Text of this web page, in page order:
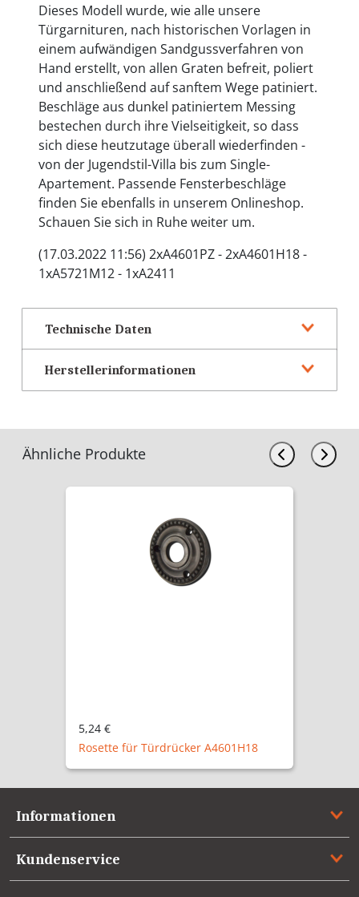
Dieses Modell wurde, wie alle unsere
Türgarnituren, nach historischen Vorlagen in
einem aufwändigen Sandgussverfahren von
Hand erstellt, von allen Graten befreit, poliert
und anschließend auf sanftem Wege patiniert.
Beschläge aus dunkel patiniertem Messing
bestechen durch ihre Vielseitigkeit, so dass
sich diese heutzutage überall wiederfinden -
von der Jugendstil-Villa bis zum Single-
Apartement. Passende Fensterbeschläge
finden Sie ebenfalls in unserem Onlineshop.
Schauen Sie sich in Ruhe weiter um.
(17.03.2022 11:56) 2xA4601PZ - 2xA4601H18 -
1xA5721M12 - 1xA2411
Technische Daten
Herstellerinformationen
Ähnliche Produkte
A4601PZ
Informationen
Kundenservice